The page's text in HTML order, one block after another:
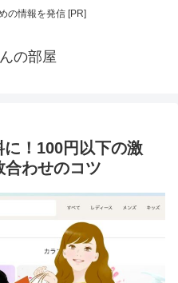
の情報を発信 [PR]
の部屋
！100円以下の激
わせのコツ